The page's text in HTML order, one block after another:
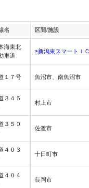
名 区間/施設
海東北
車道
>新潟東スマートＩＣ
１７号 魚沼市、南魚沼市
３４５
村上市
３５０
佐渡市
４０３
十日町市
４０４
長岡市